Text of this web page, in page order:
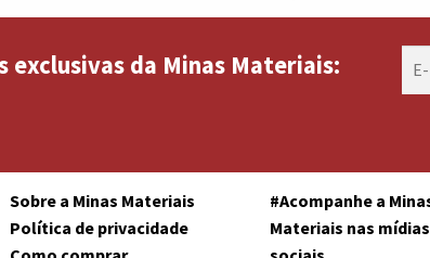
exclusivas da Minas Materiais:
Sobre a Minas Materiais
Política de privacidade
#Acompanhe a
Materiais nas mídias